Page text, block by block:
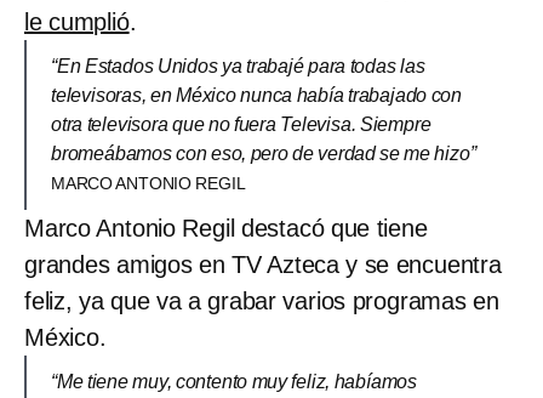
le cumplió.
“En Estados Unidos ya trabajé para todas las
televisoras, en México nunca había trabajado con
otra televisora que no fuera Televisa. Siempre
bromeábamos con eso, pero de verdad se me hizo”
MARCO ANTONIO REGIL
Marco Antonio Regil destacó que tiene
grandes amigos en TV Azteca y se encuentra
feliz, ya que va a grabar varios programas en
México.
“Me tiene muy, contento muy feliz, habíamos